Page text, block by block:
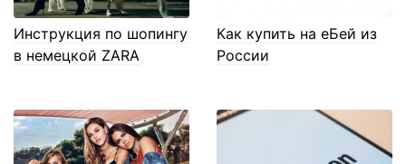
Инструкция по шопингу
в немецкой ZARA
Как купить на еБей из
России